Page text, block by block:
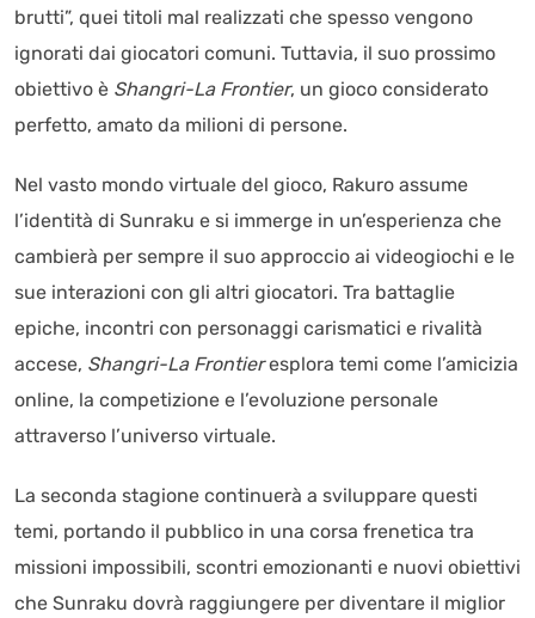
brutti”, quei titoli mal realizzati che spesso vengono
ignorati dai giocatori comuni. Tuttavia, il suo prossimo
obiettivo è Shangri-La Frontier, un gioco considerato
perfetto, amato da milioni di persone.
Nel vasto mondo virtuale del gioco, Rakuro assume
l’identità di Sunraku e si immerge in un’esperienza che
cambierà per sempre il suo approccio ai videogiochi e le
sue interazioni con gli altri giocatori. Tra battaglie
epiche, incontri con personaggi carismatici e rivalità
accese, Shangri-La Frontieresplora temi come l’amicizia
online, la competizione e l’evoluzione personale
attraverso l’universo virtuale.
La seconda stagione continuerà a sviluppare questi
temi, portando il pubblico in una corsa frenetica tra
missioni impossibili, scontri emozionanti e nuovi obiettivi
che Sunraku dovrà raggiungere per diventare il miglior